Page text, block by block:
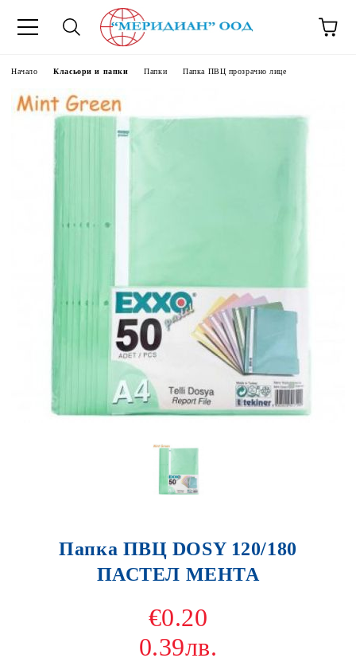
Начало Класьори и папки Папки Папка ПВЦ прозрачно лице
Папка ПВЦ DOSY 120/180
ПАСТЕЛ МЕНТА
€0.20
0.39лв.